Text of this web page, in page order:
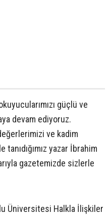
güçlü ve
devam ediyoruz.
ve kadim
yazar İbrahim
gazetemizde sizlerle
Üniversitesi Halkla İlişkiler